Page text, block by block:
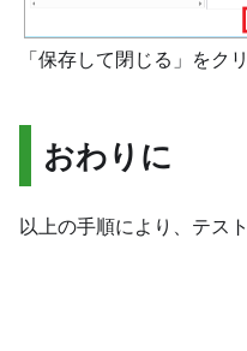
「保存して閉じる」をク
おわりに
以上の手順により、テス